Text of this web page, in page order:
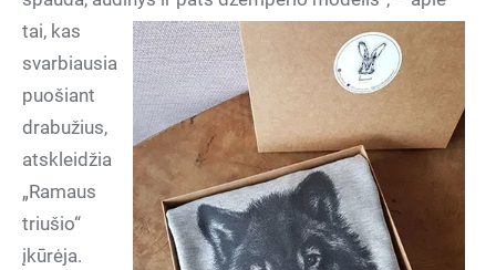
tai, kas
svarbiausia
puošiant
drabužius,
atskleidžia
„Ramaus
triušio“
įkūrėja.